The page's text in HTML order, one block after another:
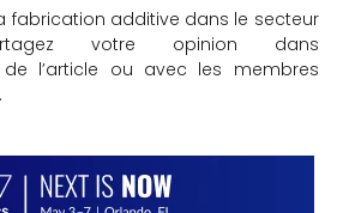
fabrication additive dans le secteur
votre opinion dans
l’article ou avec les membres
.